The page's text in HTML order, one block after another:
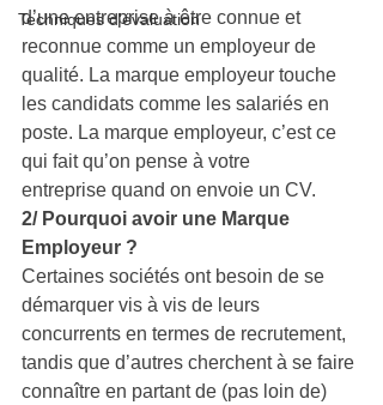
Techniques d'évaluation
d’une entreprise à être connue et
reconnue comme un employeur de
qualité. La marque employeur touche
les candidats comme les salariés en
poste. La marque employeur, c’est ce
qui fait qu’on pense à votre
entreprise quand on envoie un CV.
2/ Pourquoi avoir une Marque
Employeur ?
Certaines sociétés ont besoin de se
démarquer vis à vis de leurs
concurrents en termes de recrutement,
tandis que d’autres cherchent à se faire
connaître en partant de (pas loin de)